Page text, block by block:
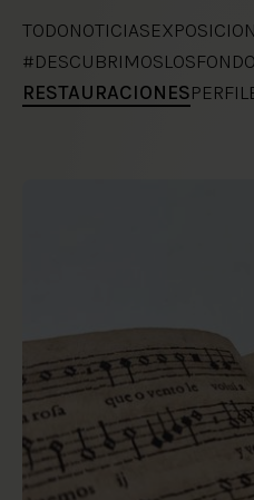
TODONOTICIAS
RESTAURACIONES